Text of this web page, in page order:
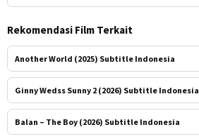
Rekomendasi Film Terkait
Another World (2025) Subtitle Indonesia
Ginny Wedss Sunny 2 (2026) Subtitle Indonesia
Balan – The Boy (2026) Subtitle Indonesia